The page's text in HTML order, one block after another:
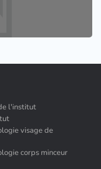
l'institut
visage de
corps minceur